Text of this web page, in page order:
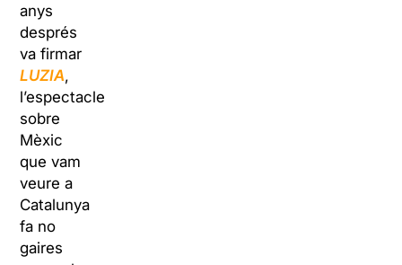
anys
després
va firmar
LUZIA,
l’espectacle
sobre
Mèxic
que vam
veure a
Catalunya
fa no
gaires